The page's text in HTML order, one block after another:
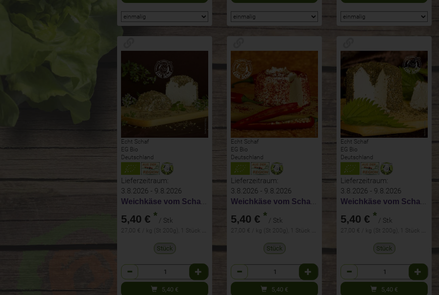
Echt Schaf
EG Bio
Deutschland
Lieferzeitraum:
3.8.2026 - 9.8.2026
Weichkäse vom Schaf mit Oregano
5,40 € * / Stk
27,00 € / kg (St 200g), 1 Stück ca. 200g
Stück
Anzahl
5,40 €
Echt Schaf
EG Bio
Deutschland
Lieferzeitraum:
3.8.2026 - 9.8.2026
Weichkäse vom Schaf mit Chili
5,40 € * / Stk
27,00 € / kg (St 200g), 1 Stück ca. 200g
Stück
Anzahl
5,40 €
Echt Schaf
EG Bio
Deutschland
Lieferzeitraum:
3.8.2026 - 9.8.2026
Weichkäse vom Schaf mit Brennnessel
5,40 € * / Stk
27,00 € / kg (St 200g), 1 Stück ca. 200g
Stück
Anzahl
5,40 €